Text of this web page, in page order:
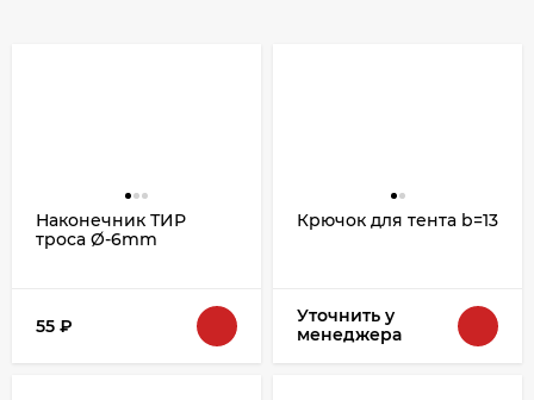
Наконечник ТИР
троса Ø-6mm
55 ₽
Крючок для тента b=13
Уточнить у
менеджера